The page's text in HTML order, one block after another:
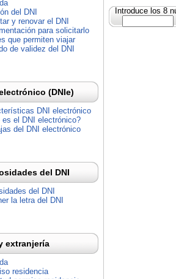
Introduce los 8
del DNI
y renovar el DNI
para solicitarlo
que permiten viajar
de validez del DNI
(DNIe)
DNI electrónico
es el DNI electrónico?
del DNI electrónico
del DNI
del DNI
la letra del DNI
extranjería
residencia